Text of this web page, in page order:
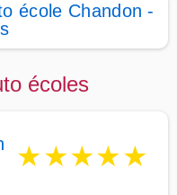
école Chandon -
écoles
★★★★★